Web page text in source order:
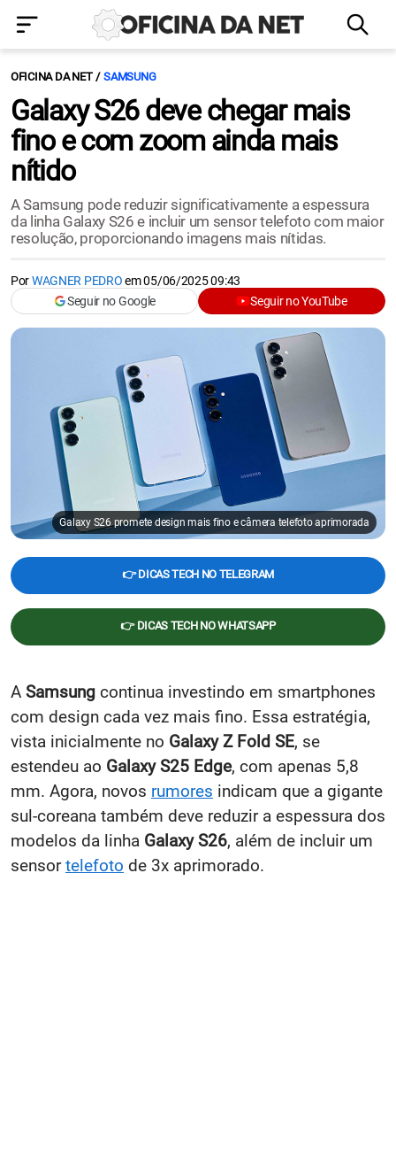
OFICINA DA NET SAMSUNG
Galaxy S26 deve chegar mais
fino e com zoom ainda mais
nítido
A Samsung pode reduzir significativamente a espessura
da linha Galaxy S26 e incluir um sensor telefoto com maior
resolução, proporcionando imagens mais nítidas.
PorWAGNER PEDROem05/06/2025 09:43
Seguir no Google
Seguir no YouTube
Galaxy S26 promete design mais fino e câmera telefoto aprimorada
👉 DICAS TECH NO TELEGRAM
👉 DICAS TECH NO WHATSAPP
A Samsung continua investindo em smartphones
com design cada vez mais fino. Essa estratégia,
vista inicialmente no Galaxy Z Fold SE, se
estendeu ao Galaxy S25 Edge, com apenas 5,8
mm. Agora, novos rumores indicam que a gigante
sul-coreana também deve reduzir a espessura dos
modelos da linha Galaxy S26, além de incluir um
sensortelefoto de 3x aprimorado.